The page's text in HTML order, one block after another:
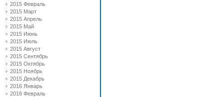
2015 Февраль
2015 Март
2015 Апрель
2015 Май
2015 Июнь
2015 Июль
2015 Август
2015 Сентябрь
2015 Октябрь
2015 Ноябрь
2015 Декабрь
2016 Январь
2016 Февраль